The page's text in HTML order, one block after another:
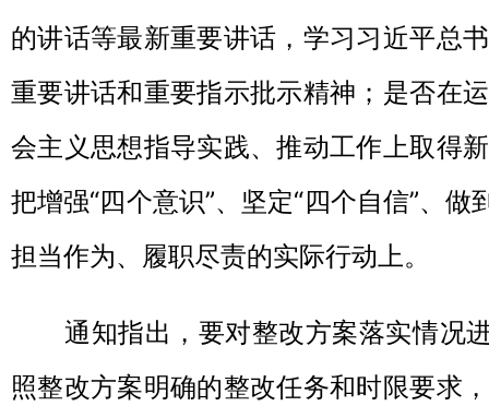
的讲话等最新重要讲话，学习习近平总
重要讲话和重要指示批示精神；是否在
会主义思想指导实践、推动工作上取得
把增强“四个意识”、坚定“四个自信”、做
担当作为、履职尽责的实际行动上。
通知指出，要对整改方案落实情况进
照整改方案明确的整改任务和时限要求